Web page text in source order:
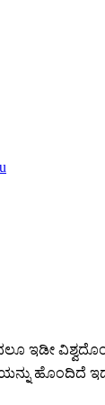
ಇಡೀ
ಹೊಂದಿದೆ